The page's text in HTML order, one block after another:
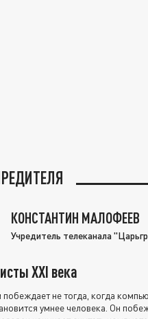
КОНСТАНТИН МАЛОФЕЕВ
Учредитель телеканала
XXI века
не тогда, когда
умнее человека. Он